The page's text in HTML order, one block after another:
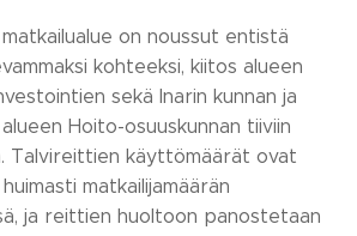
on noussut entistä
kohteeksi, kiitos alueen
sekä Inarin kunnan ja
Hoito-osuuskunnan tiiviin
Talvireittien käyttömäärät ovat
matkailijamäärän
ja reittien huoltoon panostetaan